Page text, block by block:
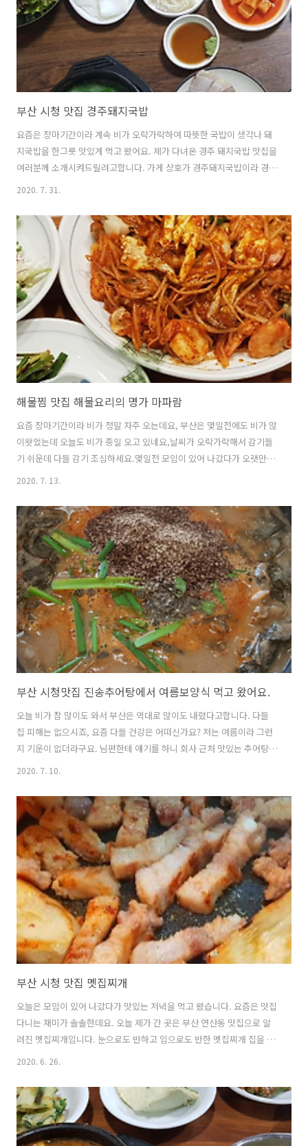
부산 시청 맛집 경주돼지국밥
요즘은 장마기간이라 계속 비가 오락가락하여 따뜻한 국밥이 생각나 돼
지국밥을 한그릇 맛있게 먹고 왔어요. 제가 다녀온 경주 돼지국밥 맛집을
여러분께 소개시켜드릴려고합니다. 가게 상호가 경주돼지국밥이라 경주
에 있는 곳이 아니구요 연산동에 위치하고 있으며 시청 뒤쪽에 있습니다.
위치:부산 연제구 진연로 30-7 영업시간:11:00-22:00(추정) 전화번호:
051-852-2922 주차장: 주차장은 없지만 주위에 세우면 됩니다.
http://naver.me/IDh6oDEf 경주돼지국밥 경주돼지국밥 한식 곰탕,설
렁탕 m.map.naver.com 가게 앞에 붙여진 팻말 국내산 생고기에 잡다
한 첨가물 없이 100% 사골진국으로 끓였다고 하니 안..
2020. 7. 31.
해물찜 맛집 해물요리의 명가 마파람
요즘 장마기간이라 비가 정말 자주 오는데요, 부산은 몇일전에도 비가 많
이왓었는데 오늘도 비가 종일 오고 있네요,날씨가 오락가락해서 감기들
기 쉬운데 다들 감기 조심하세요.몇일전 모임이 있어 나갔다가 오랫만에
해물찜을 맛있게 먹고 왔는데요, 오늘은 제가 다녀온 시청맛집 마파람 해
영점위치: 부산광역시 연제구 거제천로 64(연산동)영업시간: 매일
11:00-22:30(설, 추석 전날/당일 휴무)전화번호: 051-864-2001주차장:
있음(협소하니 만차시 부산 시청 공영주차장 이
용)http://naver.me/xdnu7L9o마파람해물찜해물탕 시청직영점마파
람해물찜해물탕 시청직영점 한식 아귀찜,해물찜m.map.naver.com 해
물요리의 명가 마파람..
2020. 7. 13.
부산 시청맛집 진송추어탕에서 여름보양식 먹고 왔어요.
오늘 비가 참 많이도 와서 부산은 역대로 많이도 내렸다고합니다. 다들
집 피해는 없으시죠, 요즘 다들 건강은 어떠신가요? 저는 여름이라 그런
지 기운이 없더라구요. 님편한테 얘기를 하니 회사 근처 맛있는 추어탕
집이 있다며 점심시간에 나오라고 하더라구요. 든든하게 한그릇하고 왔
다. 진송추어탕 부산 시청점 위치: 부산 연제구 시청로 12 더샵시티애비
뉴 2차상가 1층 영업시간: 매일 09:00-22:00(설, 추석 명절 휴무) 전화번
호:051-852-2992 주차장:있음 http://naver.me/5CllFneP 진송추어
탕 부산시청점 맛, 건강, 자연을 담은 "진송추어탕 부산시청점"입니다.
진송이란, 가족의 건강을 위해 정성스레 음식을 준..
2020. 7. 10.
부산 시청 맛집 멧집찌개
오늘은 모임이 있어 나갔다가 맛있는 저녁을 먹고 왔습니다. 요즘은 맛집
다니는 재미가 솔솔한데요. 오늘 제가 간 곳은 부산 연산동 맛집으로 알
려진 멧집찌개입니다. 눈으로도 반하고 입으로도 반한 멧집찌개 집을 여
러분께 소개해드릴려고합니다. 멧집찌개 위치: 부산 연제구 거제시장로
전화번호: 51-852-4458 주차장: 없음(근처 유로 주차장 이용) 부산 시청
뒷쪽 거제리 시장 맞은편 골목안에 위치하고 있는 멧집찌개입니다. 이곳
에서 판매하는 멧집 고기는 사장님이 울산 장수원 목장을 직접 운영하셔
서 기른 고기라고 합니다. 야생 맷돼지와 집돼지의 교배로 만들어진 멧돼
2020. 6. 26.